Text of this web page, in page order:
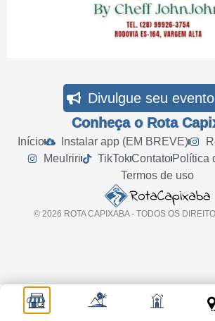
Divulgue seu
Conheça o Rota
Início Instalar app (EM BREVE)
MeuIriri
TikTokContato Política
Termos de uso
© 2026 ROTA CAPIXABA - TODOS OS